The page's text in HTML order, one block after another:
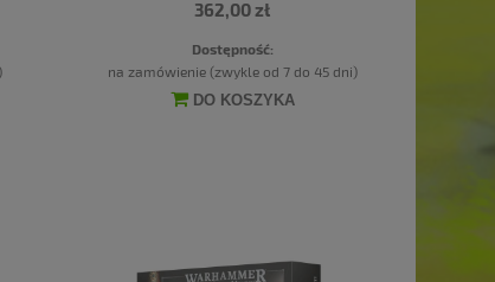
362,00 zł
Dostępność:
na zamówienie (zwykle od 7 do 45 dni)
DO KOSZYKA